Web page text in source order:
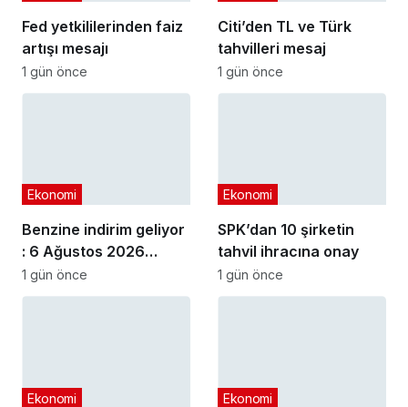
Fed yetkililerinden faiz
artışı mesajı
1 gün önce
Citi’den TL ve Türk
tahvilleri mesaj
1 gün önce
Benzine indirim geliyor
: 6 Ağustos 2026
güncel akaryakıt
fiyatları
Ekonomi
1 gün önce
SPK’dan 10 şirketin
tahvil ihracına onay
Ekonomi
1 gün önce
Ekonomi Ekonomi